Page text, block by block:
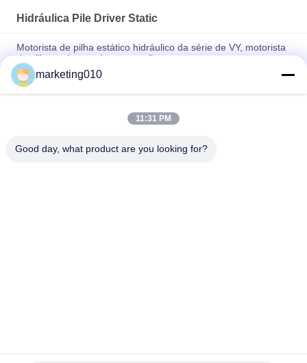
Hidráulica Pile Driver Static
Motorista de pilha estático hidráulico da série de VY, motorista
de pilha poderoso da construção
Motorista de pilha estático hidráulico de VY420A, equipamento
azul da perfuração da pilha de SINOVO
Máquina de perfuração alta da pilha do poder VY500A do fluxo
marketing010
11:31 PM
Good day, what product are you looking for?